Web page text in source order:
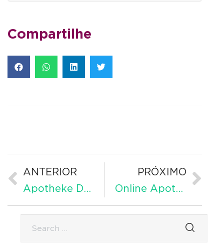
Compartilhe
ANTERIOR
Apotheke DE Online in Deutschland offiziell
PRÓXIMO
Online Apotheke 365 en España oficial